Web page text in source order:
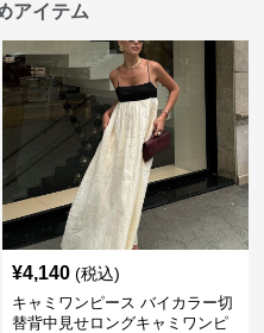
アイテム
¥4,140 (税込)
キャミワンピース バイカラー切
替背中見せロングキャミワンピ